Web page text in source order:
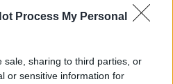
Process My Personal
sale, sharing to third parties, or
or sensitive information for